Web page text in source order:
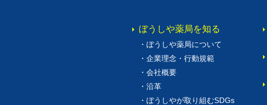
ぼうしや薬局を知る
・ ぼうしや薬局について
・ 企業理念・ 行動規範
・ 会社概要
・ 沿革
・ ぼうしやが取り組むSDGs